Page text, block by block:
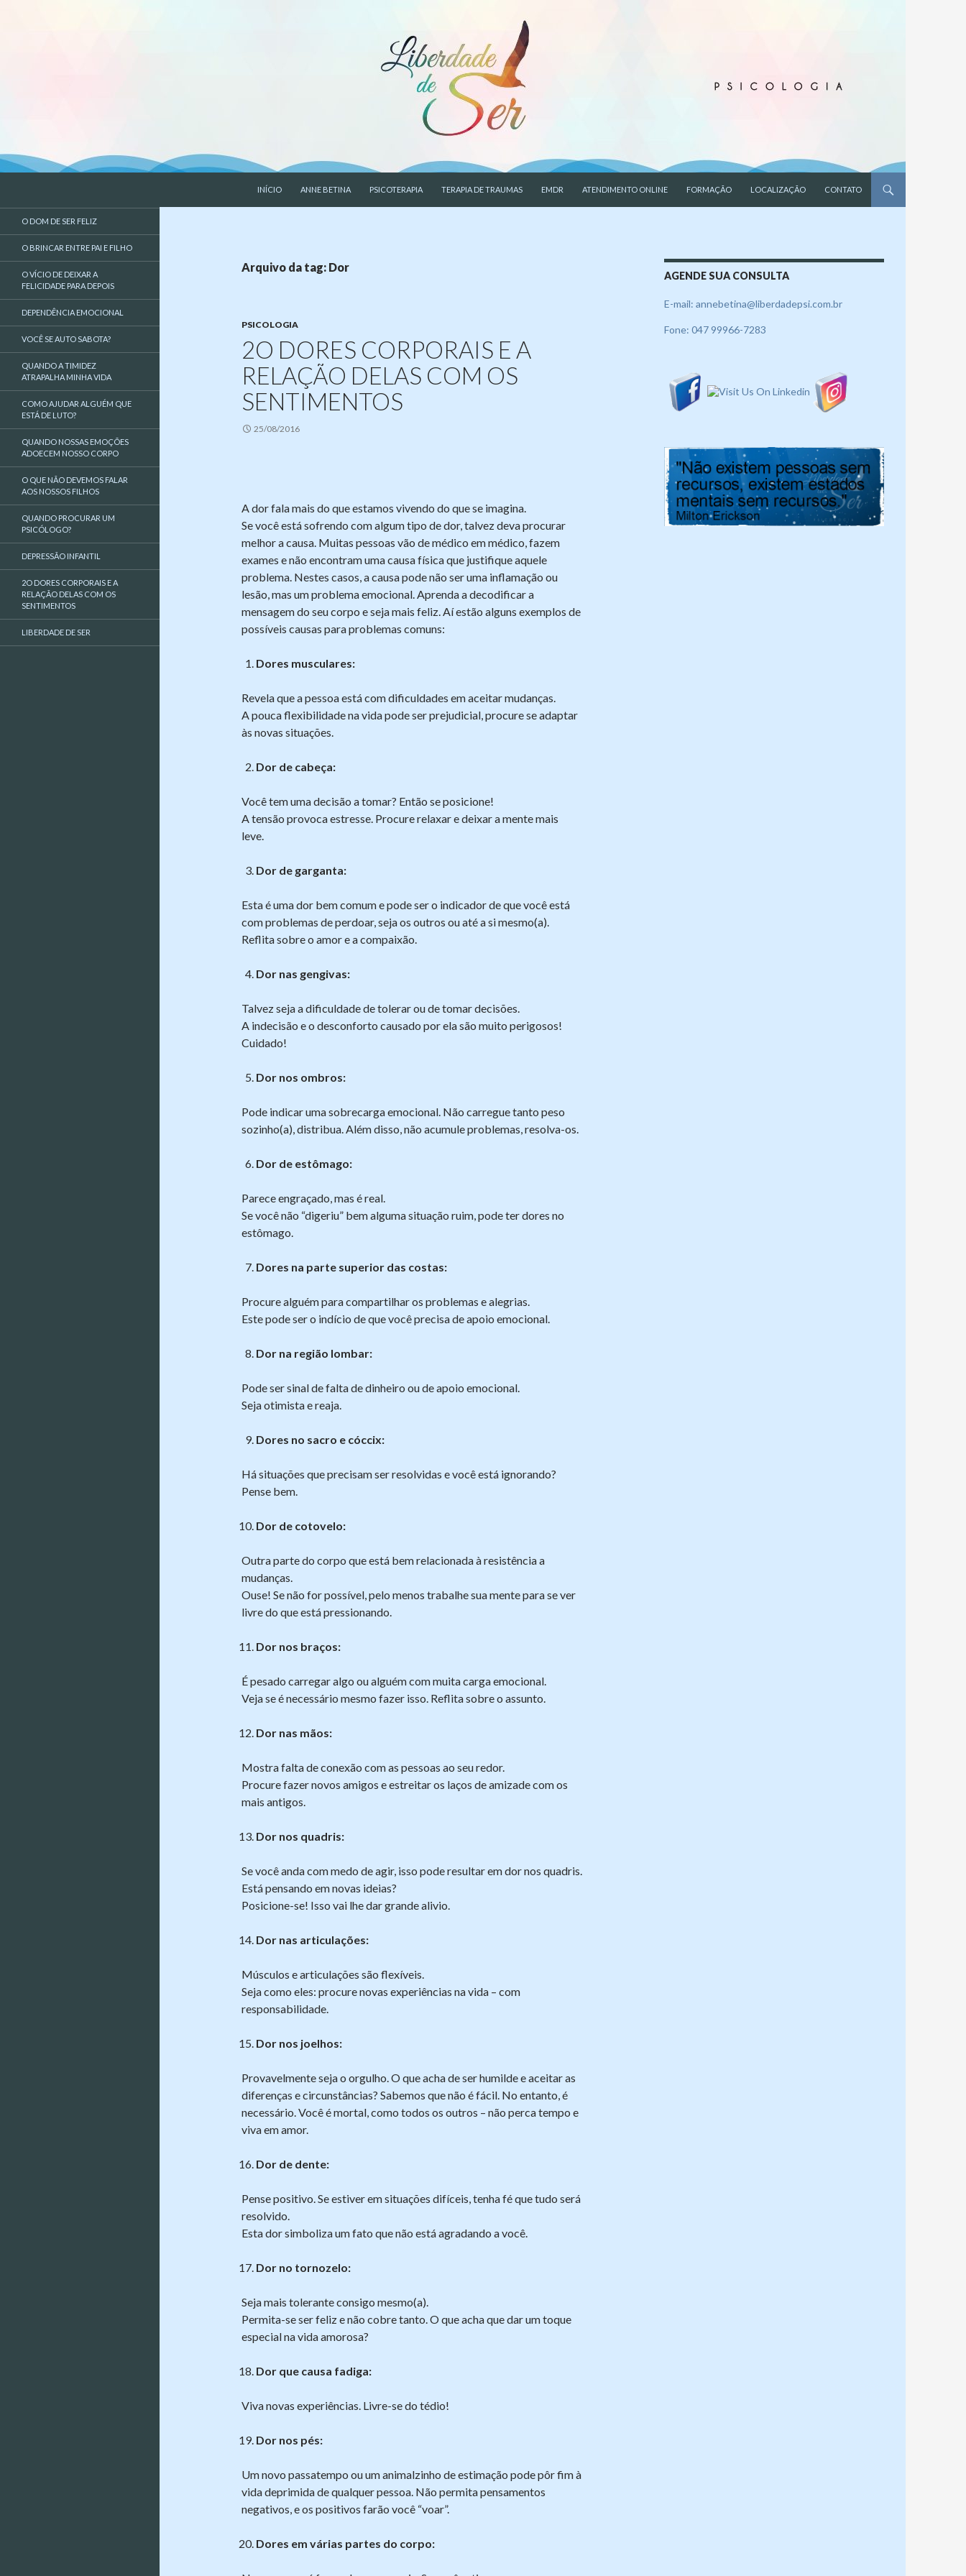
INÍCIO
ANNE BETINA PSICOTERAPIA TERAPIA DE TRAUMAS EMDR ATENDIMENTO ONLINE FORMAÇÃO LOCALIZAÇÃO CONTATO
Arquivo da tag: Dor
PSICOLOGIA
2O DORES CORPORAIS E A
RELAÇÃO DELAS COM OS
SENTIMENTOS
25/08/2016
A dor fala mais do que estamos vivendo do que se imagina.
Se você está sofrendo com algum tipo de dor, talvez deva procurar
melhor a causa. Muitas pessoas vão de médico em médico, fazem
exames e não encontram uma causa física que justifique aquele
problema. Nestes casos, a causa pode não ser uma inflamação ou
lesão, mas um problema emocional. Aprenda a decodificar a
mensagem do seu corpo e seja mais feliz. Aí estão alguns exemplos de
possíveis causas para problemas comuns:
Dores musculares:
Revela que a pessoa está com dificuldades em aceitar mudanças.
A pouca flexibilidade na vida pode ser prejudicial, procure se adaptar
às novas situações.
Dor de cabeça:
Você tem uma decisão a tomar? Então se posicione!
A tensão provoca estresse. Procure relaxar e deixar a mente mais
leve.
Dor de garganta:
Esta é uma dor bem comum e pode ser o indicador de que você está
com problemas de perdoar, seja os outros ou até a si mesmo(a).
Reflita sobre o amor e a compaixão.
Dor nas gengivas:
Talvez seja a dificuldade de tolerar ou de tomar decisões.
A indecisão e o desconforto causado por ela são muito perigosos!
Cuidado!
Dor nos ombros:
Pode indicar uma sobrecarga emocional. Não carregue tanto peso
sozinho(a), distribua. Além disso, não acumule problemas, resolva-os.
Dor de estômago:
Parece engraçado, mas é real.
Se você não “digeriu” bem alguma situação ruim, pode ter dores no
estômago.
Dores na parte superior das costas:
Procure alguém para compartilhar os problemas e alegrias.
Este pode ser o indício de que você precisa de apoio emocional.
Dor na região lombar:
Pode ser sinal de falta de dinheiro ou de apoio emocional.
Seja otimista e reaja.
Dores no sacro e cóccix:
Há situações que precisam ser resolvidas e você está ignorando?
Pense bem.
Dor de cotovelo:
Outra parte do corpo que está bem relacionada à resistência a
mudanças.
Ouse! Se não for possível, pelo menos trabalhe sua mente para se ver
livre do que está pressionando.
Dor nos braços:
É pesado carregar algo ou alguém com muita carga emocional.
Veja se é necessário mesmo fazer isso. Reflita sobre o assunto.
Dor nas mãos:
Mostra falta de conexão com as pessoas ao seu redor.
Procure fazer novos amigos e estreitar os laços de amizade com os
mais antigos.
Dor nos quadris:
Se você anda com medo de agir, isso pode resultar em dor nos quadris.
Está pensando em novas ideias?
Posicione-se! Isso vai lhe dar grande alivio.
Dor nas articulações:
Músculos e articulações são flexíveis.
Seja como eles: procure novas experiências na vida – com
responsabilidade.
Dor nos joelhos:
Provavelmente seja o orgulho. O que acha de ser humilde e aceitar as
diferenças e circunstâncias? Sabemos que não é fácil. No entanto, é
necessário. Você é mortal, como todos os outros – não perca tempo e
viva em amor.
Dor de dente:
Pense positivo. Se estiver em situações difíceis, tenha fé que tudo será
resolvido.
Esta dor simboliza um fato que não está agradando a você.
Dor no tornozelo:
Seja mais tolerante consigo mesmo(a).
Permita-se ser feliz e não cobre tanto. O que acha que dar um toque
especial na vida amorosa?
Dor que causa fadiga:
Viva novas experiências. Livre-se do tédio!
Dor nos pés:
Um novo passatempo ou um animalzinho de estimação pode pôr fim à
vida deprimida de qualquer pessoa. Não permita pensamentos
negativos, e os positivos farão você “voar”.
Dores em várias partes do corpo:
AGENDE SUA CONSULTA
E-mail: annebetina@liberdadepsi.com.br
Fone: 047 99966-7283
liberdade de ser
O DOM DE SER FELIZ
O BRINCAR ENTRE PAI E FILHO
O VÍCIO DE DEIXAR A
FELICIDADE PARA DEPOIS
DEPENDÊNCIA EMOCIONAL
VOCÊ SE AUTO SABOTA?
QUANDO A TIMIDEZ
ATRAPALHA MINHA VIDA
COMO AJUDAR ALGUÉM QUE
ESTÁ DE LUTO?
QUANDO NOSSAS EMOÇÕES
ADOECEM NOSSO CORPO
O QUE NÃO DEVEMOS FALAR
AOS NOSSOS FILHOS
QUANDO PROCURAR UM
PSICÓLOGO?
DEPRESSÃO INFANTIL
2O DORES CORPORAIS E A
RELAÇÃO DELAS COM OS
SENTIMENTOS
LIBERDADE DE SER